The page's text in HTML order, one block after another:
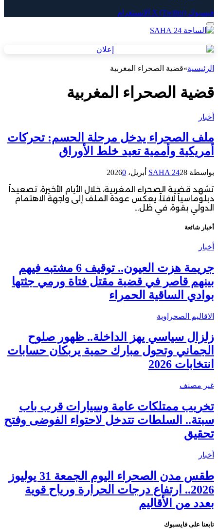
فيسبوك X (Twitter) الانستغرام
الرئيسية»قضية الصحراء المغربية
قضية الصحراء المغربية
أخبار
ملف الصحراء يدخل مرحلة الحسم: تحركات
أمريكية وأممية تعيد خلط الأوراق
بواسطة SAHA 2428 أبريل، 2026 0
تشهد قضية الصحراء المغربية، خلال الأيام الأخيرة، تصعيداً
دبلوماسياً لافتاً، يعكس عودة الملف إلى واجهة الاهتمام
الدولي بقوة، في ظل…
أخبار شائعة
أخبار
جريمة هزت العيون.. توقيف 6 مشتبه فيهم
بينهم قاصر في قضية مقتل فتاة ورمي جثتها
بوادي الساقية الحمراء
الاقاليم الصحراوية
زلزال سياسي يهز الداخلة.. ظهور صلوح
الجماني وتحول مبارك حمية يربكان حسابات
انتخابات 2026
غير مصنف
تخريب ممتلكات عامة وسيارات قرب باب
سبتة.. السلطات تتدخل لاحتواء الفوضى وفتح
تحقيق
أخبار
طقس مدن الصحراء اليوم الجمعة 31 يوليوز
2026.. ارتفاع درجات الحرارة ورياح قوية
بعدد من الأقاليم
تابعنا على فايسبوك